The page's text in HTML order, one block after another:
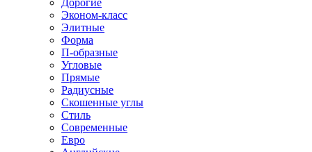
Дорогие
Эконом-класс
Элитные
Форма
П-образные
Угловые
Прямые
Радиусные
Скошенные углы
Стиль
Современные
Евро